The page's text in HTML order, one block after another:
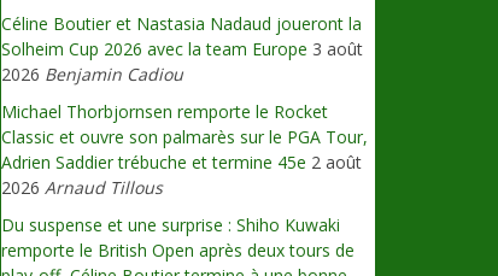
Céline Boutier et Nastasia Nadaud joueront la
Solheim Cup 2026 avec la team Europe 3 août
2026 Benjamin Cadiou
Michael Thorbjornsen remporte le Rocket
Classic et ouvre son palmarès sur le PGA Tour,
Adrien Saddier trébuche et termine 45e 2 août
2026 Arnaud Tillous
Du suspense et une surprise : Shiho Kuwaki
remporte le British Open après deux tours de